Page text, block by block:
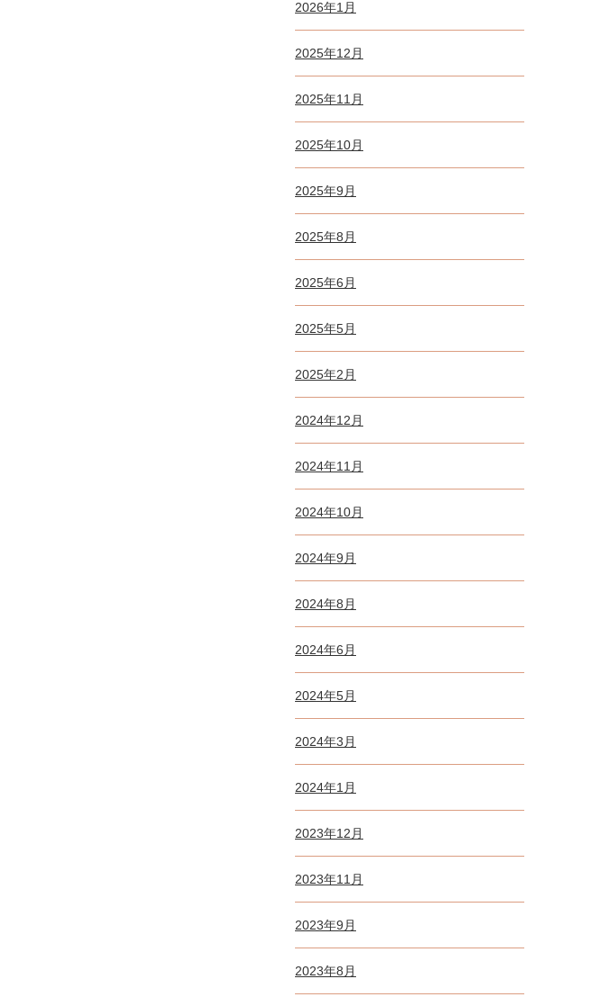
2026年1月
2025年12月
2025年11月
2025年10月
2025年9月
2025年8月
2025年6月
2025年5月
2025年2月
2024年12月
2024年11月
2024年10月
2024年9月
2024年8月
2024年6月
2024年5月
2024年3月
2024年1月
2023年12月
2023年11月
2023年9月
2023年8月